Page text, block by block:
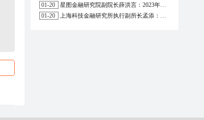
01-20
星图金融研究院副院长薛洪言：2023年消费信贷或迎来新起点
01-20
上海科技金融研究所执行副所长孟添：开放银行与嵌入式金融为数字普惠金融带来更大发展空间